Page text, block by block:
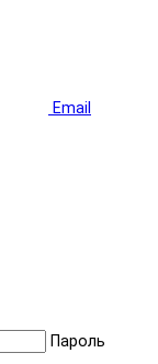
Email
Пароль